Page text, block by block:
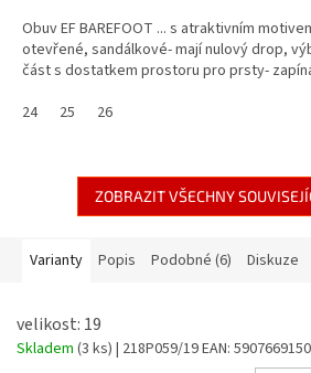
Obuv EF BAREFOOT ... s atraktivním
otevřené, sandálkové- mají nulový drop,
část s dostatkem prostoru pro prsty-
24
25 26
ZOBRAZIT VŠECHNY
Varianty Popis Podobné (6) Diskuze
velikost: 19
Skladem (3 ks) | 218P059/19EAN: